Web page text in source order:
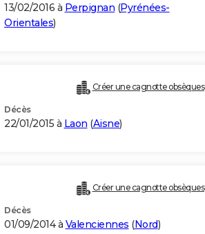
13/02/2016 à Perpignan (Pyrénées-
Orientales)
Créer une cagnotte obsèques
Décès
22/01/2015 à Laon (Aisne)
Créer une cagnotte obsèques
Décès
01/09/2014 à Valenciennes (Nord)